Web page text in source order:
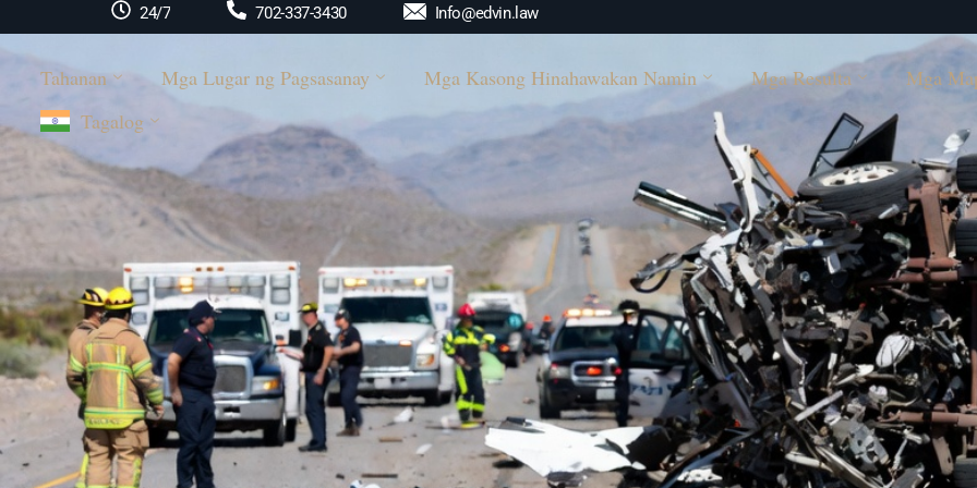
24/7 702-337-3430 Info@edvin.law
Tahanan Mga Lugar ng Pagsasanay Mga Kasong Hinahawakan Namin Mga Resulta Mga
Tagalog